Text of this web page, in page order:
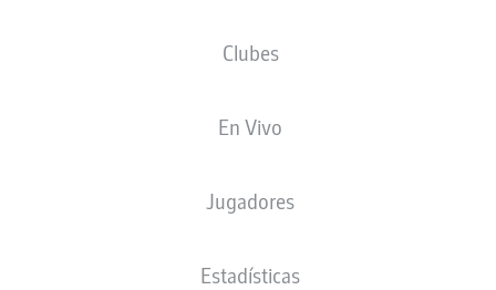
Clubes
En Vivo
Jugadores
Estadísticas